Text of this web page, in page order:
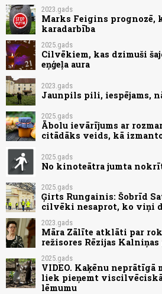
2023.gads
Marks Feigins prognozē,
karadarbība
2025.gads
Cilvēkiem, kas dzimuši
eņģeļa aura
2023.gads
Jaunpils pili, iespējams,
2025.gads
Ābolu ievārījums ar
citādāks veids, kā
2025.gads
No kinoteātra jumta
2025.gads
Ģirts Rungainis: Šobrīd
cilvēki nesaprot, ko viņi
2023.gads
Māra Zālīte atklāti par
režisores Rēzijas
2025.gads
VIDEO. Kaķēnu
liek pieņemt
lēmumu